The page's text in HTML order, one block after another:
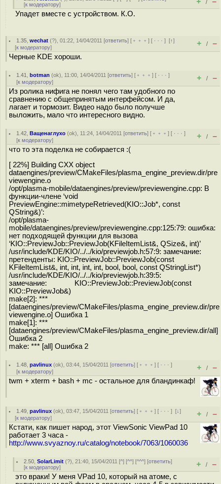
[к модератору] /
Упадет вместе с устройством. К.О.
1.35 ,wechat (?), 01:22, 14/04/2011 [ответить] [ ﹢﹢﹢] [ · · ·][↑]
[к модератору] + / –
Черные KDE хороши.
1.41 ,botman (ok), 11:00, 14/04/2011 [ответить] [ ﹢﹢﹢] [ · · ·]
[к модератору] + / –
Из ролика нифига не понял чего там удобного по
сравнению с общепринятым интерфейсом. И да,
лагает и тормозит. Видео надо было получше
выложить, мало что интересного видно.
1.42 ,Ващенаглухо (ok), 11:24, 14/04/2011 [ответить] [ ﹢﹢﹢] [ · · ·]
[к модератору] + / –
что то эта поделка не собирается :(
[ 22%] Building CXX object
dataengines/preview/CMakeFiles/plasma_engine_preview.dir/pre
viewengine.o
/opt/plasma-mobile/dataengines/preview/previewengine.cpp: В
функции-члене ‘void
PreviewEngine::mimetypeRetrieved(KIO::Job*, const
QString&)’:
/opt/plasma-
mobile/dataengines/preview/previewengine.cpp:125:79: ошибка:
нет подходящей функции для вызова
‘KIO::PreviewJob::PreviewJob(KFileItemList&, QSize&, int)’
/usr/include/KDE/KIO/../../kio/previewjob.h:57:9: замечание:
претенденты: KIO::PreviewJob::PreviewJob(const
KFileItemList&, int, int, int, int, bool, bool, const QStringList*)
/usr/include/KDE/KIO/../../kio/previewjob.h:39:5:
замечание: KIO::PreviewJob::PreviewJob(const
KIO::PreviewJob&)
make[2]: ***
[dataengines/preview/CMakeFiles/plasma_engine_preview.dir/pre
viewengine.o] Ошибка 1
make[1]: ***
[dataengines/preview/CMakeFiles/plasma_engine_preview.dir/all]
Ошибка 2
make: *** [all] Ошибка 2
1.48 ,pavlinux (ok), 03:44, 15/04/2011 [ответить] [ ﹢﹢﹢] [ · · ·]
[к модератору] + / –
twm + xterm + bash + mc - остальное для бландинкаф!
1.49 ,pavlinux (ok), 03:47, 15/04/2011 [ответить] [ ﹢﹢﹢] [ · · ·][↓]
[к модератору] + / –
Кстати, как пишет народ, этот ViewSonic ViewPad 10
работает 3 часа -
http://www.svyaznoy.ru/catalog/notebook/7063/1060036
2.50 ,SolarLimit (?), 21:40, 15/04/2011 [^] [^^] [^^^] [ответить]
[к модератору] + / –
это враки! У меня VPad 10, который на атоме, с